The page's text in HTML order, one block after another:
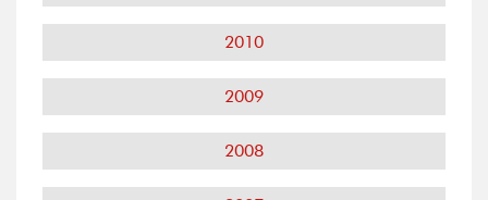
2010
2009
2008